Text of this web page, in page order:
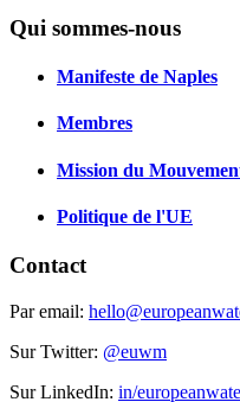
Qui sommes-nous
Manifeste de Naples
Membres
Mission du
Politique de l'UE
Contact
Par email:
Sur Twitter: @euwm
Sur LinkedIn: in/